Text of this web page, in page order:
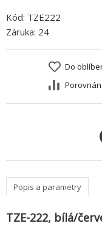
Kód: TZE222
Záruka: 24
Do
Popis a parametry
TZE-222, bílá/